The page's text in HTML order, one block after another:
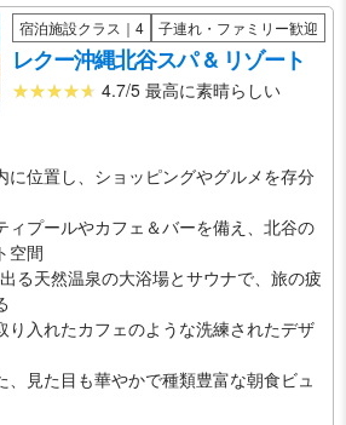
宿泊施設クラス｜4 子連れ・ファミリー歓迎
レクー沖縄北谷スパ & リゾート
4.7/5 最高に素晴らしい
位置し、ショッピングやグルメを存分
プールやカフェ＆バーを備え、北谷の
空間
る天然温泉の大浴場とサウナで、旅の疲
入れたカフェのような洗練されたデザ
見た目も華やかで種類豊富な朝食ビュ